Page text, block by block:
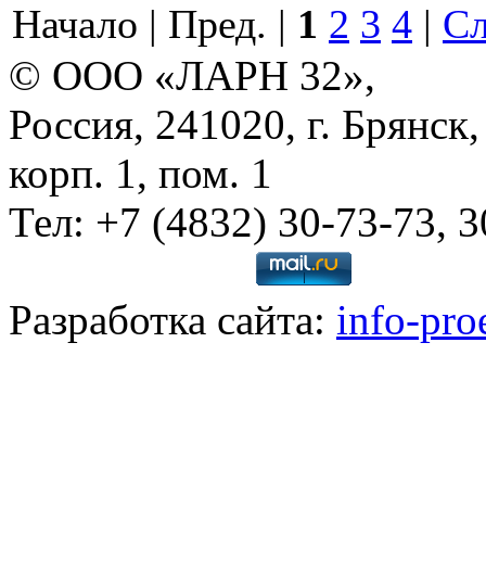
Начало | Пред. | 1 2 3 4 |
© ООО «ЛАРН 32»,
Россия, 241020, г.
корп. 1, пом. 1
Тел: +7 (4832) 30-73-73,
Разработка сайта: info-